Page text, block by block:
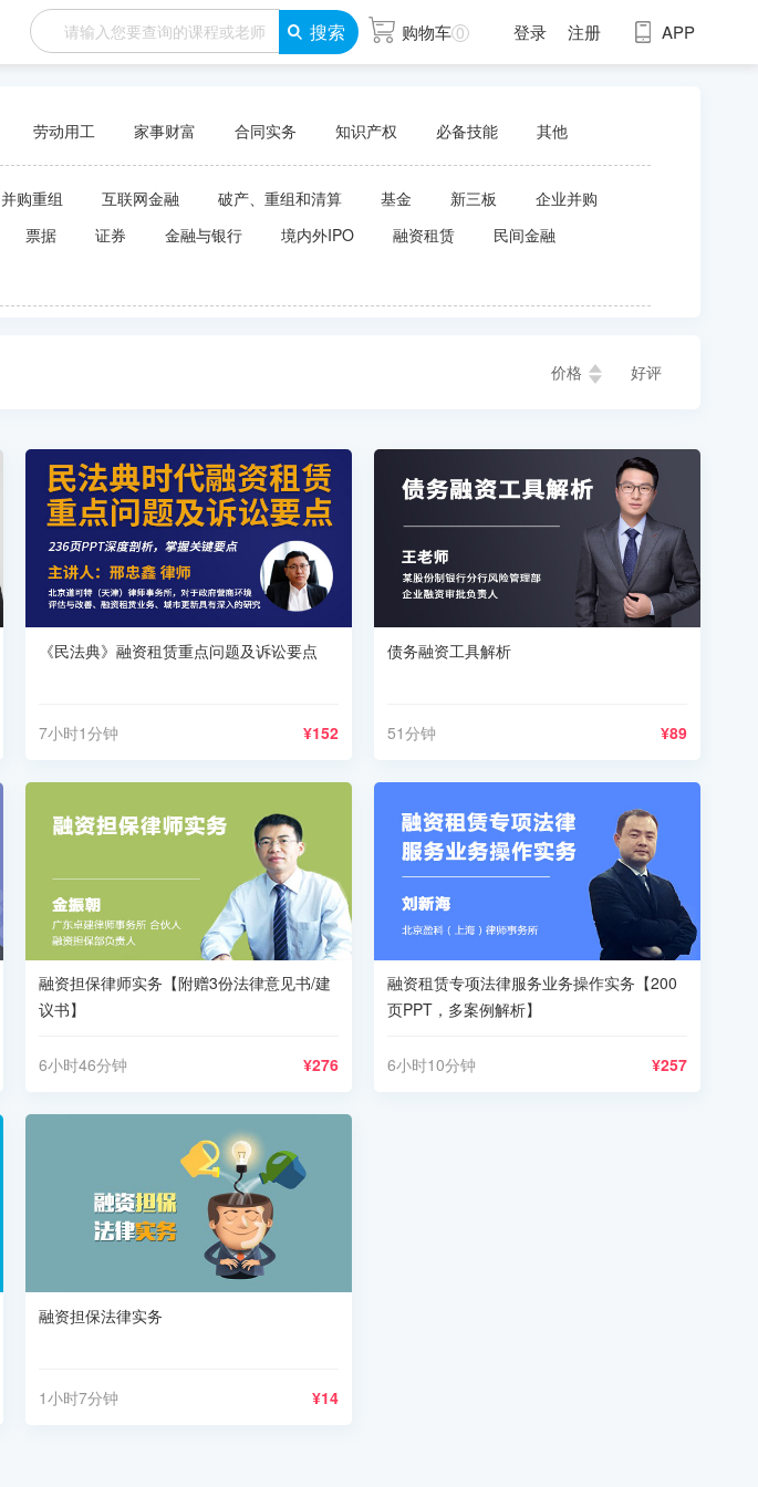
搜索 购物车 0 登录 注册 APP
劳动用工 家事财富 合同实务 知识产权 必备技能 其他
并购重组 互联网金融 破产、重组和清算 基金 新三板
企业并购
票据 证券 金融与银行 境内外IPO 融资租赁
民间金融
价格 好评
《民法典》融资租赁重点问题及诉讼要点
7小时1分钟 ¥152
债务融资工具解析
51分钟 ¥89
融资担保律师实务【附赠3份法律意见书/建
议书】
6小时46分钟 ¥276
融资租赁专项法律服务业务操作实务【200
页PPT，多案例解析】
6小时10分钟 ¥257
融资担保法律实务
1小时7分钟 ¥14